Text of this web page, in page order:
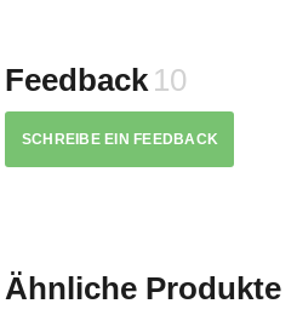
Feedback10
SCHREIBE EIN FEEDBACK
Ähnliche Produkte